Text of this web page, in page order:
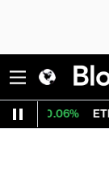
USD 1,917.02